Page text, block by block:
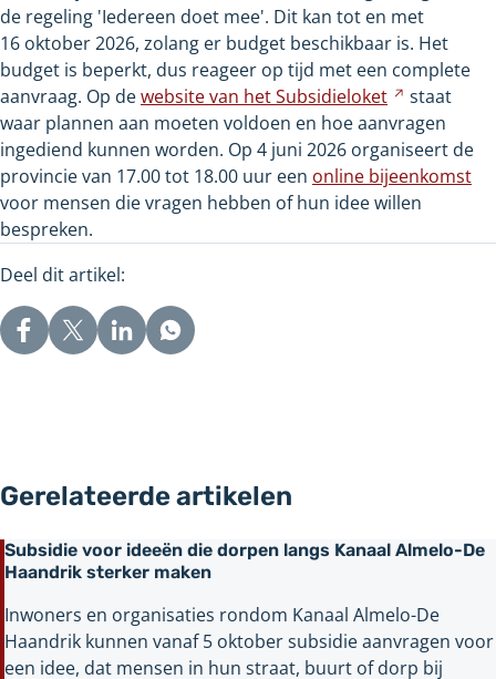
de regeling 'Iedereen doet mee'. Dit kan tot en met
16 oktober2026, zolang er budget beschikbaar is. Het
budget is beperkt, dus reageer op tijd met een complete
aanvraag. Op dewebsite van hetSubsidieloket
Verwijst
naar
een
andere
website
staat
waar plannen aan moeten voldoen en hoe aanvragen
ingediend kunnen worden. Op 4 juni 2026 organiseert de
provincie van 17.00 tot 18.00 uur een online bijeenkomst
voor mensen die vragen hebben of hun idee willen
bespreken.
Deel dit artikel:
Gerelateerde artikelen
Subsidie voor ideeën die dorpen langs Kanaal Almelo-De
Haandrik sterker maken
Inwoners en organisaties rondom Kanaal Almelo-De
Haandrik kunnen vanaf 5 oktober subsidie aanvragen voor
een idee, dat mensen in hun straat, buurt of dorp bij